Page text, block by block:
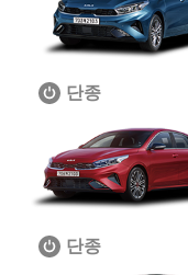
단종
단종